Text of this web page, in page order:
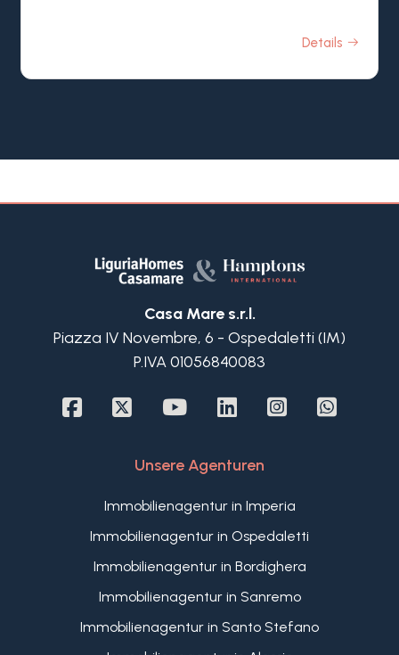
Details
Casa Mare s.r.l.
Piazza IV Novembre, 6 - Ospedaletti (IM)
P.IVA 01056840083
Unsere Agenturen
Immobilienagentur in Imperia
Immobilienagentur in Ospedaletti
Immobilienagentur in Bordighera
Immobilienagentur in Sanremo
Immobilienagentur in Santo Stefano